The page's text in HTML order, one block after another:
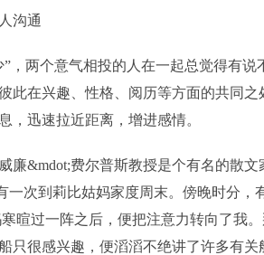
沟通
”，两个意气相投的人在一起总觉得有
此在兴趣、性格、阅历等方面的共同
，迅速拉近距离，增进感情。
廉&mdot;费尔普斯教授是个有名的散
一次到莉比姑妈家度周末。傍晚时分，
暄过一阵之后，便把注意力转向了我
只很感兴趣，便滔滔不绝讲了许多有关